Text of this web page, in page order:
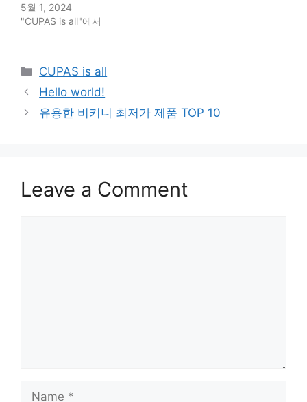
5월 1, 2024
"CUPAS is all"에서
Categories
CUPAS is all
Hello world!
유용한 비키니 최저가 제품 TOP 10
Leave a Comment